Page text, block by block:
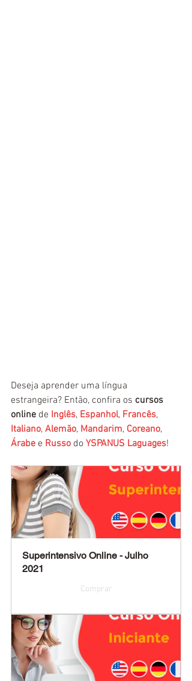
Deseja aprender uma língua
estrangeira? Então, confira os cursos
online de Inglês, Espanhol, Francês,
Italiano, Alemão, Mandarim, Coreano,
Árabe e Russo do YSPANUS Laguages!
Superintensivo Online - Julho
2021
Comprar